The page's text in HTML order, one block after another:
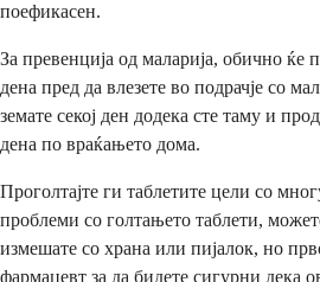
поефикасен.
За превенција од маларија, обично ќе
дена пред да влезете во подрачје со
земате секој ден додека сте таму и
дена по враќањето дома.
Проголтајте ги таблетите цели со
проблеми со голтањето таблети,
измешате со храна или пијалок, но
фармацевт за да бидете сигурни дека